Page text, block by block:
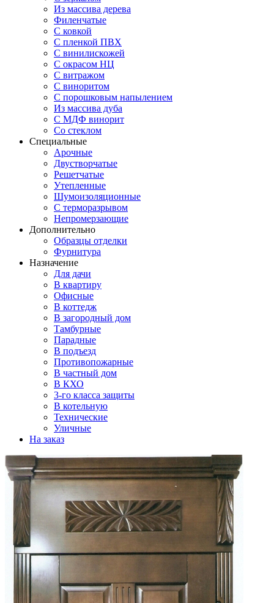
Из массива дерева
Филенчатые
С ковкой
С пленкой ПВХ
С винилискожей
С окрасом НЦ
С витражом
С виноритом
С порошковым напылением
Из массива дуба
С МДФ винорит
Со стеклом
Специальные
Арочные
Двустворчатые
Решетчатые
Утепленные
Шумоизоляционные
С терморазрывом
Непромерзающие
Дополнительно
Образцы отделки
Фурнитура
Назначение
Для дачи
В квартиру
Офисные
В коттедж
В загородный дом
Тамбурные
Парадные
В подъезд
Противопожарные
В частный дом
В КХО
3-го класса защиты
В котельную
Технические
Уличные
На заказ